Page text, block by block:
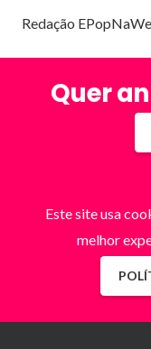
Redação
Quer
Este site usa
melhor